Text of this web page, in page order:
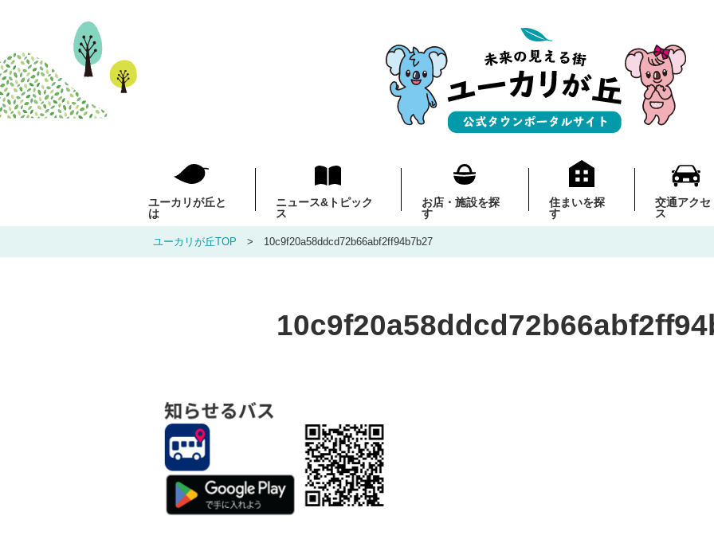
ユーカリが丘と
は
ニュース&トピック
ス
お店・施設を探
す
住まいを探
す
交通アクセ
ス
ユーカリが丘TOP 10c9f20a58ddcd72b66abf2ff94b7b27